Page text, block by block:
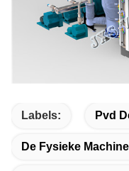
Labels: Pvd
De Fysieke